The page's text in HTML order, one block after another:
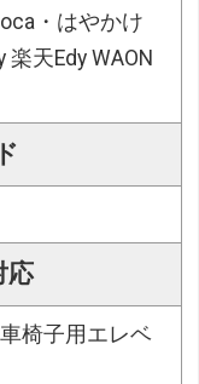
・はやかけ
天Edy WAON
応
椅子用エレベ